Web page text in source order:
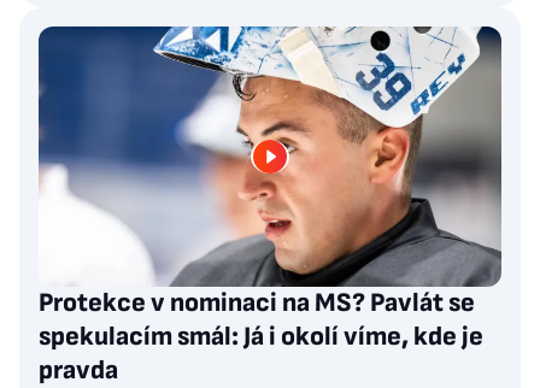
Protekce v nominaci na MS? Pavlát se
spekulacím smál: Já i okolí víme, kde je
pravda